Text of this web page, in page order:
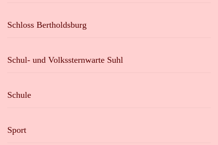
Schloss Bertholdsburg
Schul- und Volkssternwarte Suhl
Schule
Sport